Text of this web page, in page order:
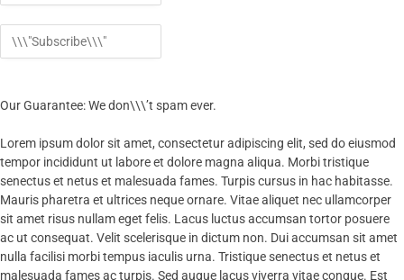
Our Guarantee: We don\\\’t spam ever.
Lorem ipsum dolor sit amet, consectetur adipiscing elit, sed do eiusmod
tempor incididunt ut labore et dolore magna aliqua. Morbi tristique
senectus et netus et malesuada fames. Turpis cursus in hac habitasse.
Mauris pharetra et ultrices neque ornare. Vitae aliquet nec ullamcorper
sit amet risus nullam eget felis. Lacus luctus accumsan tortor posuere
ac ut consequat. Velit scelerisque in dictum non. Dui accumsan sit amet
nulla facilisi morbi tempus iaculis urna. Tristique senectus et netus et
malesuada fames ac turpis. Sed augue lacus viverra vitae congue. Est